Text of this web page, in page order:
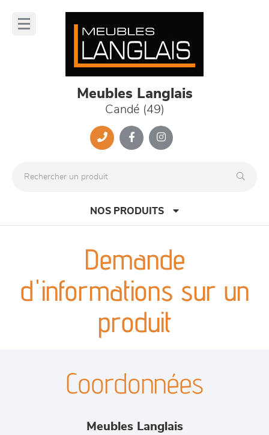
Meubles Langlais
Candé (49)
NOS PRODUITS
canapés et fauteuils
séjours
meubles de complément
chambres et dressing
Demande
d'informations sur un
produit
Coordonnées
Meubles Langlais